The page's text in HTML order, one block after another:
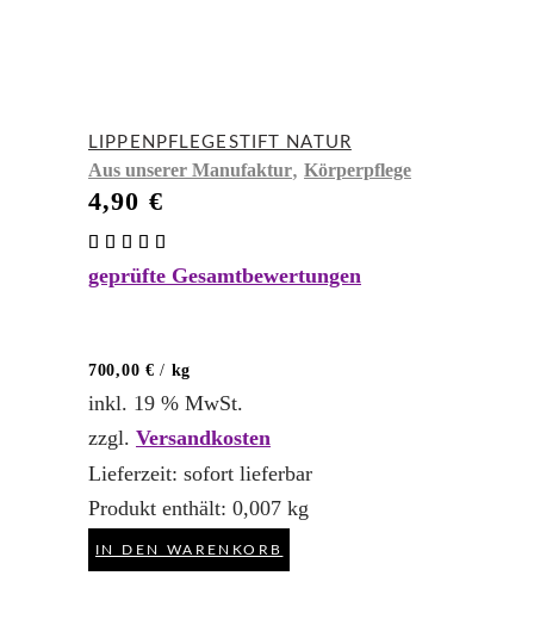
LIPPENPFLEGESTIFT NATUR
Aus unserer Manufaktur, Körperpflege
4,90 €
5.00
geprüfte Gesamtbewertungen
700,00 € / kg
inkl. 19 % MwSt.
zzgl. Versandkosten
Lieferzeit: sofort lieferbar
Produkt enthält: 0,007 kg
IN DEN WARENKORB